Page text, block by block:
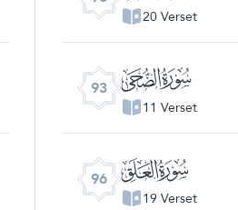
20 Verset
93 ﰊ
11 Verset
96 ﰍ
19 Verset